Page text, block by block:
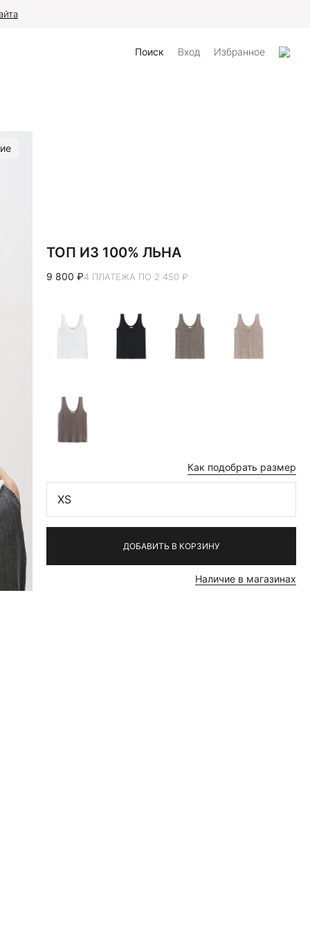
Поиск Вход Избранное
ТОП ИЗ 100% ЛЬНА
9 800 ₽4 ПЛАТЕЖА ПО 2 450 ₽
Как подобрать размер
XS
ДОБАВИТЬ В КОРЗИНУ
Наличие в магазинах